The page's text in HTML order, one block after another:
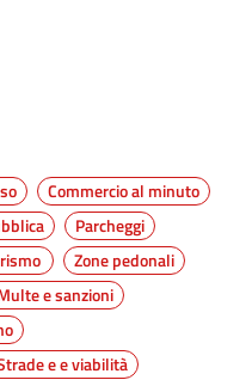
Commercio al minuto
Parcheggi
Zone pedonali
e sanzioni
e e viabilità